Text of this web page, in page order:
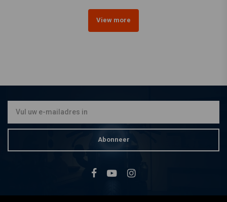
View more
Abonneer